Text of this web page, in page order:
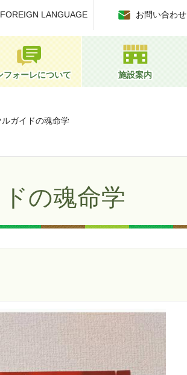
FOREIGN LANGUAGE
お問い合わせ
フォーレについて 施設案内
ガイドの魂命学
の魂命学